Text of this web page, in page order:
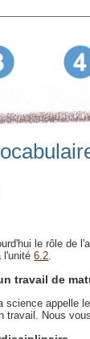
le rôle de
l'unité6.2
travail de
science appelle
travail. Nous